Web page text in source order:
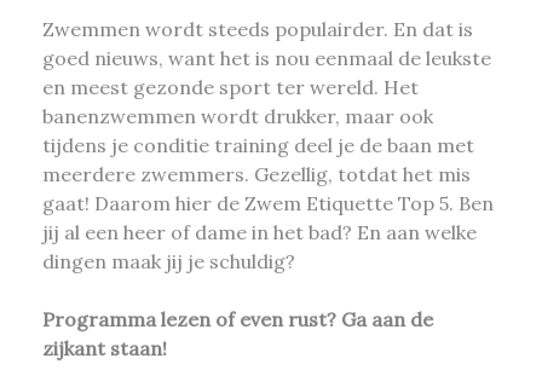
Zwemmen wordt steeds populairder. En dat is
goed nieuws, want het is nou eenmaal de leukste
en meest gezonde sport ter wereld. Het
banenzwemmen wordt drukker, maar ook
tijdens je conditie training deel je de baan met
meerdere zwemmers. Gezellig, totdat het mis
gaat! Daarom hier de Zwem Etiquette Top 5. Ben
jij al een heer of dame in het bad? En aan welke
dingen maak jij je schuldig?
Programma lezen of even rust? Ga aan de
zijkant staan!